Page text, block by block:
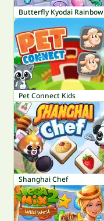
Butterfly Kyodai Rainbow
Pet Connect Kids
Shanghai Chef